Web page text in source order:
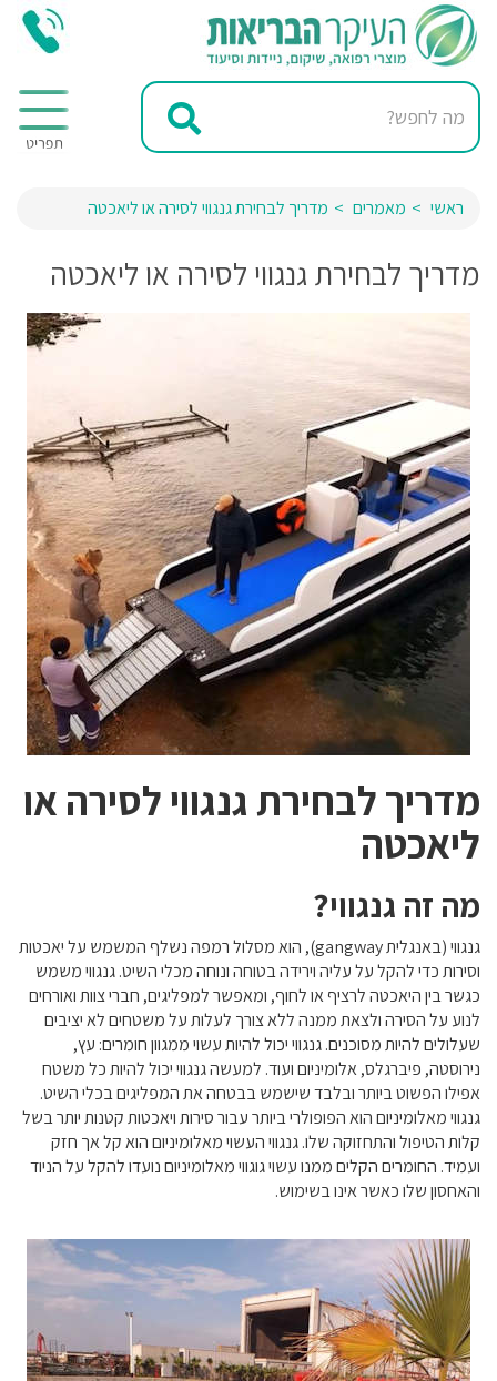
ראשי מאמרים מדריך לבחירת גנגווי לסירה או ליאכטה
מדריך לבחירת גנגווי לסירה או ליאכטה
מדריך לבחירת גנגווי לסירה או
ליאכטה
מה זה גנגווי?
גנגווי (באנגלית gangway), הוא מסלול רמפה נשלף המשמש על יאכטות
וסירות כדי להקל על עליה וירידה בטוחה ונוחה מכלי השיט. גנגווי משמש
כגשר בין היאכטה לרציף או לחוף, ומאפשר למפליגים, חברי צוות ואורחים
לנוע על הסירה ולצאת ממנה ללא צורך לעלות על משטחים לא יציבים
שעלולים להיות מסוכנים. גנגווי יכול להיות עשוי ממגוון חומרים: עץ,
נירוסטה, פיברגלס, אלומיניום ועוד. למעשה גנגווי יכול להיות כל משטח
אפילו הפשוט ביותר ובלבד שישמש בבטחה את המפליגים בכלי השיט.
גנגווי מאלומיניום הוא הפופולרי ביותר עבור סירות ויאכטות קטנות יותר בשל
קלות הטיפול והתחזוקה שלו. גנגווי העשוי מאלומיניום הוא קל אך חזק
ועמיד. החומרים הקלים ממנו עשוי גוגווי מאלומיניום נועדו להקל על הניוד
והאחסון שלו כאשר אינו בשימוש.